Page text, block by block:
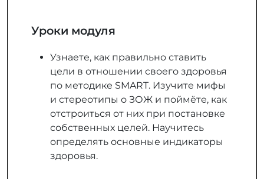
Уроки модуля
Узнаете, как правильно ставить
цели в отношении своего здоровья
по методике SMART. Изучите мифы
и стереотипы о ЗОЖ и поймёте, как
отстроиться от них при постановке
собственных целей. Научитесь
определять основные индикаторы
здоровья.